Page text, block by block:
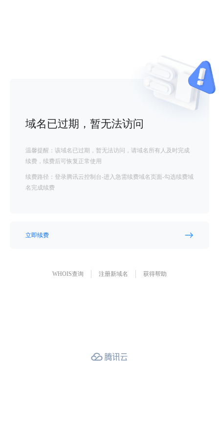
域名已过期，暂无法访问
温馨提醒：该域名已过期，暂无法访问，请域名所有人及时完成
续费，续费后可恢复正常使用
续费路径：登录腾讯云控制台-进入急需续费域名页面-勾选续费域
名完成续费
立即续费
WHOIS查询 注册新域名 获得帮助